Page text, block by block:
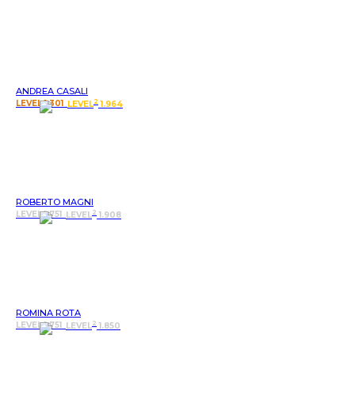
ANDREA CASALI
LEVEL 1.301 LEVEL2 1.964
ROBERTO MAGNI
LEVEL 1.751 LEVEL2 1.908
ROMINA ROTA
LEVEL 1.751 LEVEL2 1.850